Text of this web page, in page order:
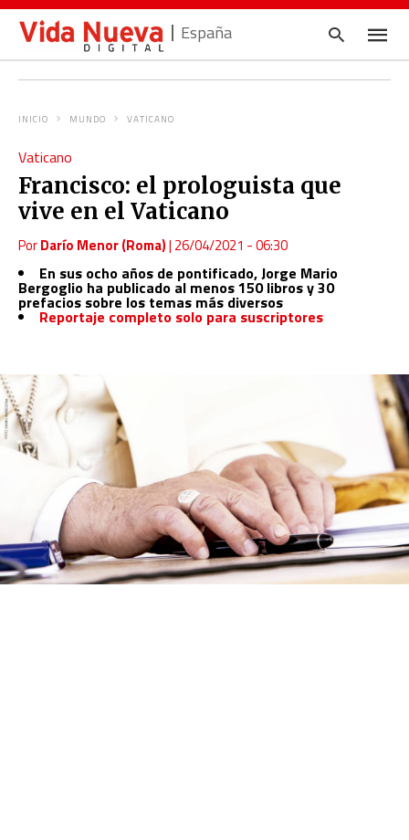
España
INICIO MUNDO VATICANO
Vaticano
Francisco: el prologuista que
vive en el Vaticano
PorDarío Menor (Roma)| 26/04/2021 - 06:30
En sus ocho años de pontificado, Jorge Mario
Bergoglio ha publicado al menos 150 libros y 30
prefacios sobre los temas más diversos
Reportaje completo solo para suscriptores